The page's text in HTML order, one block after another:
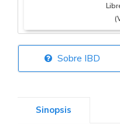
Sobre IBD
Sinopsis